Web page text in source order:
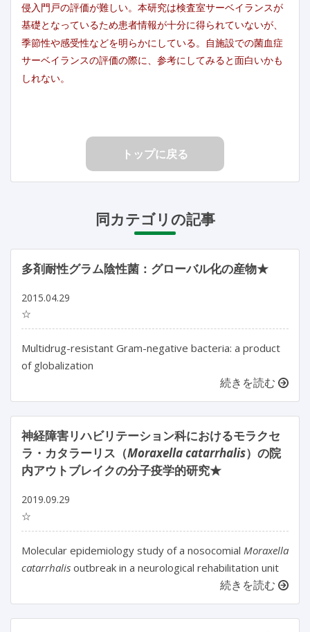
侵入門戸の評価が難しい。本研究は検査室サーベイランスが
基礎となっているため患者情報が十分に得られていないが、
季節性や感受性などを明らかにしている。自施設での菌血症
サーベイランスの評価の際に、参考にしてみると面白いかも
しれない。
トップに戻る
同カテゴリの記事
多剤耐性グラム陰性菌：グローバル化の産物★
2015.04.29
☆
Multidrug-resistant Gram-negative bacteria: a product
of globalization
続きを読む
神経障害リハビリテーション科におけるモラクセ
ラ・カタラーリス（Moraxella catarrhalis）の院
内アウトブレイクの分子疫学的研究★
2019.09.29
☆
Molecular epidemiology study of a nosocomial Moraxella
catarrhalis outbreak in a neurological rehabilitation unit
続きを読む